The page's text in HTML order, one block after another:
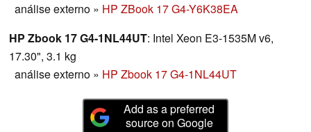
análise externo » HP ZBook 17 G4-Y6K38EA
HP Zbook 17 G4-1NL44UT: Intel Xeon E3-1535M v6,
17.30", 3.1 kg
análise externo » HP Zbook 17 G4-1NL44UT
Add as a preferred
source on Google